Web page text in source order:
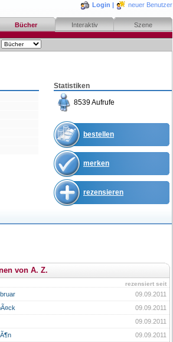
Login | neuer Benutzer
Bücher Interaktiv Szene
Statistiken
8539 Aufrufe
bestellen
merken
rezensieren
von A. Z.
rezensiert seit
09.09.2011
09.09.2011
09.09.2011
09.09.2011